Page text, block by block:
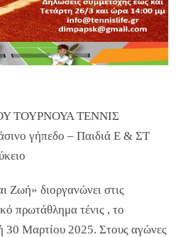
ΤΟΥΡΝΟΥΑ ΤΕΝΝΙΣ
γήπεδο – Παιδιά Ε & ΣΤ
Ζωή» διοργανώνει στις
πρωτάθλημα τένις , το
30 Μαρτίου 2025. Στους αγώνες